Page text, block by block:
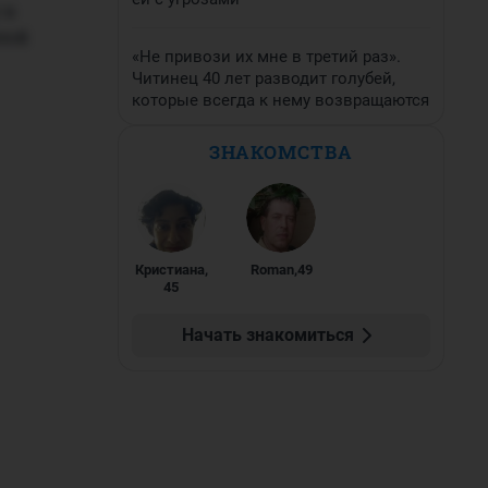
«Не привози их мне в третий раз».
Читинец 40 лет разводит голубей,
которые всегда к нему возвращаются
ЗНАКОМСТВА
Кристиана,
45
Roman,49
Начать знакомиться